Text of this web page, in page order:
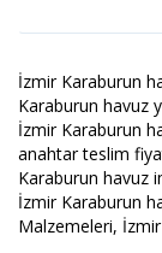
İzmir Karaburun
Karaburun havuz
İzmir Karaburun
anahtar teslim
Karaburun havuz
İzmir Karaburun
Malzemeleri, İzmir